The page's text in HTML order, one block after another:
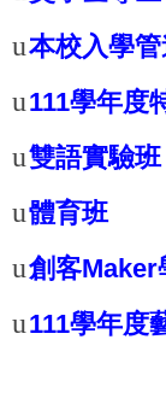
u本校入學管
u111學年度
u雙語實驗班
u體育班
u創客Maker
u111學年度